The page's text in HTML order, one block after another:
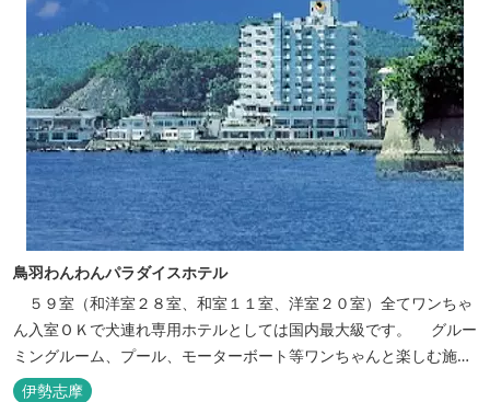
鳥羽わんわんパラダイスホテル
５９室（和洋室２８室、和室１１室、洋室２０室）全てワンちゃ
ん入室ＯＫで犬連れ専用ホテルとしては国内最大級です。 グルー
ミングルーム、プール、モーターボート等ワンちゃんと楽しむ施設
も充実しています。
伊勢志摩